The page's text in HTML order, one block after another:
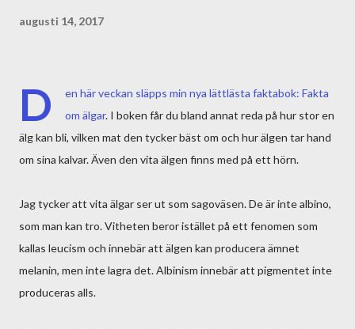
augusti 14, 2017
D en här veckan släpps min nya lättlästa faktabok: Fakta
om älgar. I boken får du bland annat reda på hur stor en
älg kan bli, vilken mat den tycker bäst om och hur älgen tar hand
om sina kalvar. Även den vita älgen finns med på ett hörn.
Jag tycker att vita älgar ser ut som sagoväsen. De är inte albino,
som man kan tro. Vitheten beror istället på ett fenomen som
kallas leucism och innebär att älgen kan producera ämnet
melanin, men inte lagra det. Albinism innebär att pigmentet inte
produceras alls.